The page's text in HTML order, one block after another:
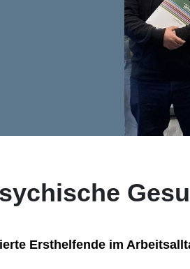
Ersthelfende im